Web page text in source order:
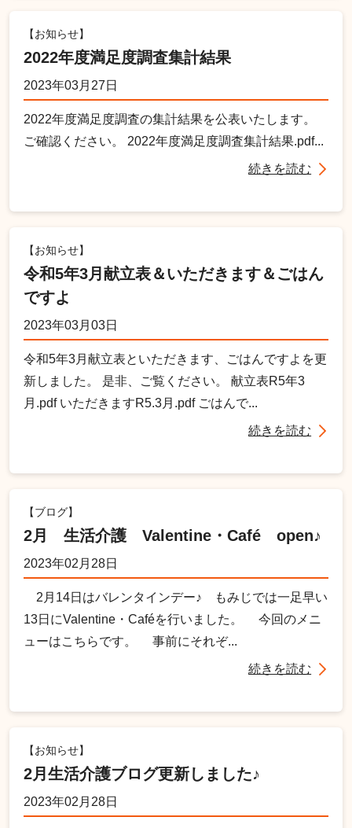
【お知らせ】
2022年度満足度調査集計結果
2023年03月27日
2022年度満足度調査の集計結果を公表いたします。
ご確認ください。 2022年度満足度調査集計結果.pdf...
続きを読む
【お知らせ】
令和5年3月献立表＆いただきます＆ごはん
ですよ
2023年03月03日
令和5年3月献立表といただきます、ごはんですよを更
新しました。 是非、ご覧ください。 献立表R5年3
月.pdf いただきますR5.3月.pdf ごはんで...
続きを読む
【ブログ】
2月 生活介護 Valentine・Café open♪
2023年02月28日
2月14日はバレンタインデー♪ もみじでは一足早い
13日にValentine・Caféを行いました。 今回のメニ
ューはこちらです。 事前にそれぞ...
続きを読む
【お知らせ】
2月生活介護ブログ更新しました♪
2023年02月28日